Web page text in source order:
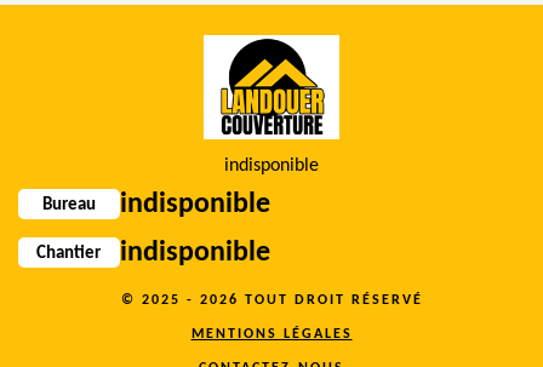
indisponible
Bureau indisponible
Chantier indisponible
© 2025 - 2026 TOUT DROIT RÉSERVÉ
MENTIONS LÉGALES